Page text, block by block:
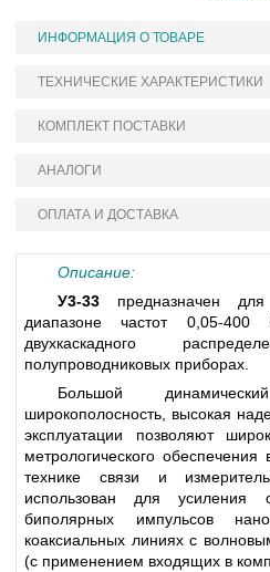
ИНФОРМАЦИЯ О ТОВАРЕ
ТЕХНИЧЕСКИЕ ХАРАКТЕРИСТИКИ
КОМПЛЕКТ ПОСТАВКИ
АНАЛОГИ
ОПЛАТА И ДОСТАВКА
Описание:
У3-33 предназначен
диапазоне частот 0,05-
двухкаскадного
полупроводниковых приборах.
Большой
широкополоcность, высокая
эксплуатации позволяют
метрологического
технике связи и
использован для усиления
биполярных импульсов
коаксиальных линиях с
(с применением входящих в